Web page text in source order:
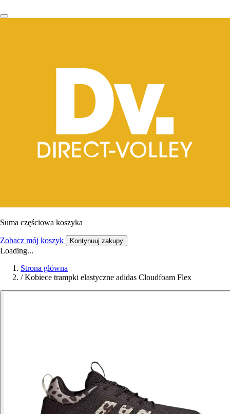
Suma częściowa koszyka
Zobacz mój koszyk Kontynuuj zakupy
Loading...
Strona główna
/ Kobiece trampki elastyczne adidas Cloudfoam Flex